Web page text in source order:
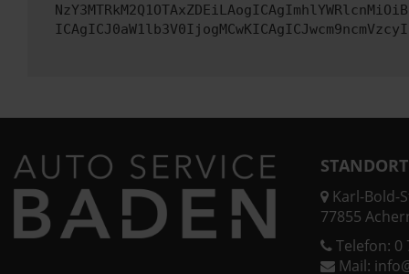
Karl-Bold-
77855
Telefon: 0
Mail: